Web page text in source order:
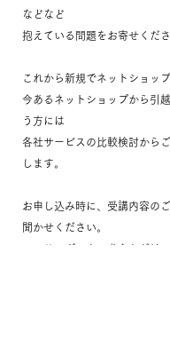
などなど
抱えている問題をお寄せくださ
これから新規でネットショッ
今あるネットショップから引
う方には
各社サービスの比較検討から
します。
お申し込み時に、受講内容の
聞かせください。
ヒアリングの上、あなただけ